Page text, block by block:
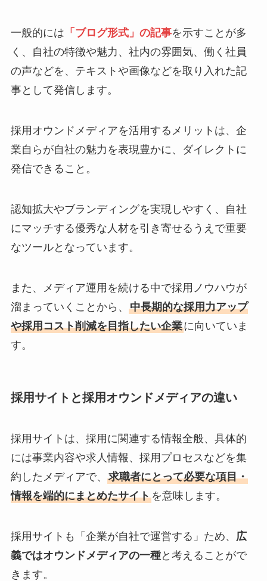
一般的には 「ブログ形式」の記事を示すことが多
く、自社の特徴や魅力、社内の雰囲気、働く社員
の声などを、テキストや画像などを取り入れた記
事として発信します。
採用オウンドメディアを活用するメリットは、企
業自らが自社の魅力を表現豊かに、ダイレクトに
発信できること。
認知拡大やブランディングを実現しやすく、自社
にマッチする優秀な人材を引き寄せるうえで重要
なツールとなっています。
また、メディア運用を続ける中で採用ノウハウが
溜まっていくことから、 中長期的な採用力アップ
や採用コスト削減を目指したい企業に向いていま
す。
採用サイトと採用オウンドメディアの違い
採用サイトは、採用に関連する情報全般、具体的
には事業内容や求人情報、採用プロセスなどを集
約したメディアで、 求職者にとって必要な項目・
情報を端的にまとめたサイトを意味します。
採用サイトも「企業が自社で運営する」ため、
広
義ではオウンドメディアの一種と考えることがで
きます。